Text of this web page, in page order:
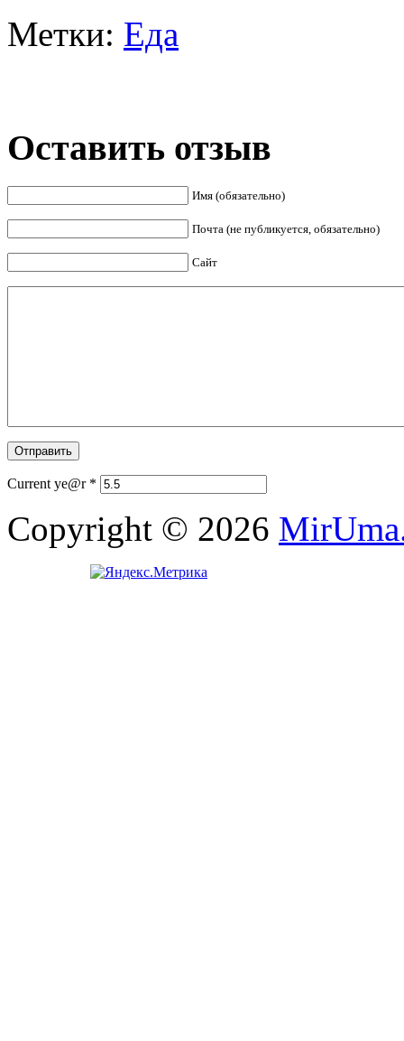
Метки: Еда
Оставить отзыв
Имя (обязательно)
Почта (не публикуется, обязательно)
Сайт
Current ye@r *
Copyright © 2026